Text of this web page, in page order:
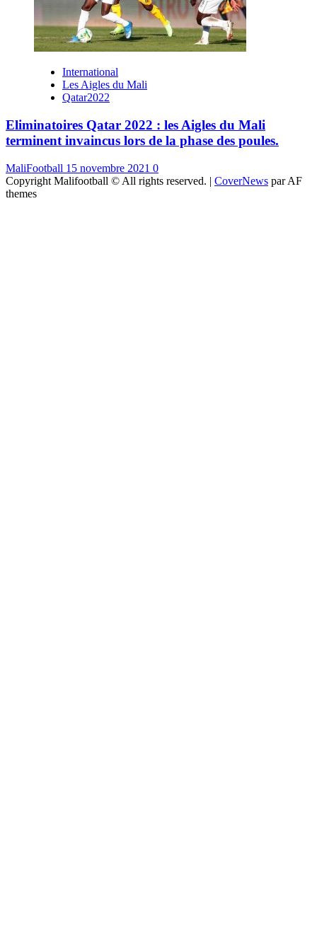
International
Les Aigles du Mali
Qatar2022
Eliminatoires Qatar 2022 : les Aigles du Mali
terminent invaincus lors de la phase des poules.
MaliFootball 15 novembre 2021 0
Copyright Malifootball © All rights reserved. | CoverNews par AF
themes